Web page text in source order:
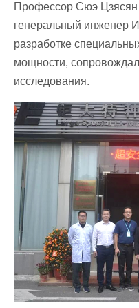
Профессор Сюэ Цзясян
генеральный инженер
разработке
мощности,
исследования.